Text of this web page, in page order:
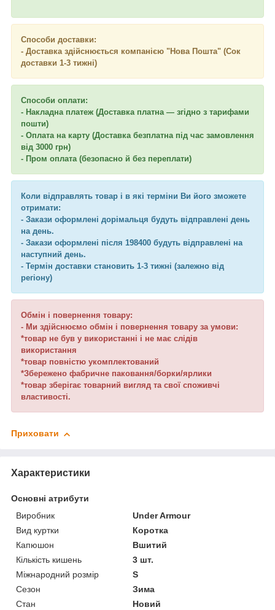
Способи доставки:
- Доставка здійснюється компанією "Нова Пошта" (Сок
доставки 1-3 тижні)
Способи оплати:
- Накладна платеж (Доставка платна — згідно з тарифами
пошти)
- Оплата на карту (Доставка безплатна під час замовлення
від 3000 грн)
- Пром оплата (безопасно й без переплати)
Коли відправлять товар і в які терміни Ви його зможете
отримати:
- Закази оформлені дорімальця будуть відправлені день
на день.
- Закази оформлені після 198400 будуть відправлені на
наступний день.
- Термін доставки становить 1-3 тижні (залежно від
регіону)
Обмін і повернення товару:
- Ми здійснюємо обмін і повернення товару за умови:
*товар не був у використанні і не має слідів
використання
*товар повністю укомплектований
*Збережено фабричне паковання/борки/ярлики
*товар зберігає товарний вигляд та свої споживчі
властивості.
Приховати
Характеристики
Основні атрибути
Виробник
Under Armour
Вид куртки
Коротка
Капюшон
Вшитий
Кількість кишень
3 шт.
Міжнародний розмір
S
Сезон
Зима
Стан
Новий